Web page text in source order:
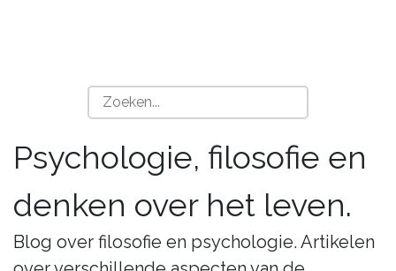
Psychologie, filosofie en
denken over het leven.
Blog over filosofie en psychologie. Artikelen